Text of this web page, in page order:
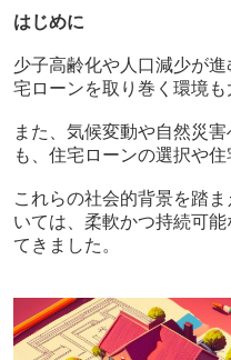
はじめに
少子高齢化や人口減少が
宅ローンを取り巻く環境も
また、気候変動や自然災
も、住宅ローンの選択や
これらの社会的背景を踏
いては、柔軟かつ持続可
てきました。